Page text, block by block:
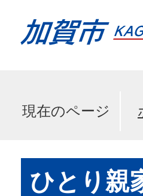
現在のページ
ひとり親